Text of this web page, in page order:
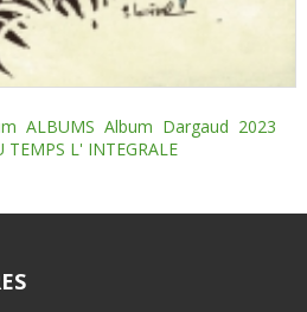
ALBUMS Album Dargaud 2023
TEMPS L' INTEGRALE